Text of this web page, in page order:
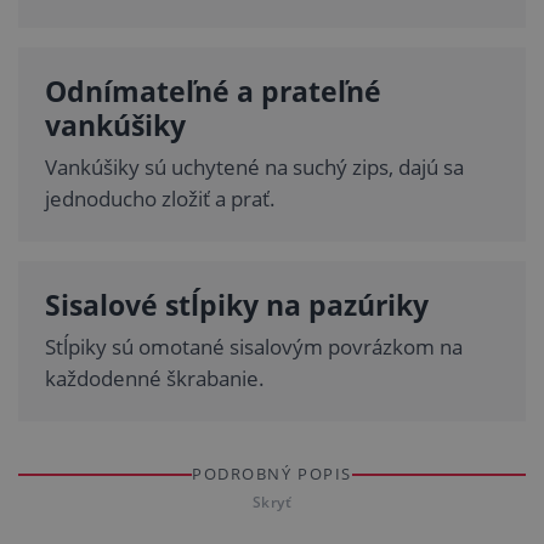
Odnímateľné a prateľné
vankúšiky
Vankúšiky sú uchytené na suchý zips, dajú sa
jednoducho zložiť a prať.
Sisalové stĺpiky na pazúriky
Stĺpiky sú omotané sisalovým povrázkom na
každodenné škrabanie.
PODROBNÝ POPIS
Skryť